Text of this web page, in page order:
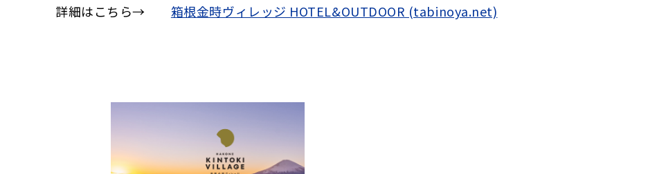
詳細はこちら→ 箱根金時ヴィレッジ HOTEL&OUTDOOR (tabinoya.net)